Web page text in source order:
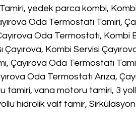
yedek parca kombi,
Oda Termostatı Tamiri,
Oda Termostatı, Kombi
Çayırova, Kombi Servisi
Çayırova Oda Termostatı
Oda Termostatı Arıza,
tamiri, vana motoru tamiri, 3
hidrolik valf tamir,